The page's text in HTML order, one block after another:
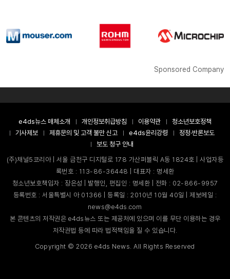
Sponsored Company
e4ds뉴스 매체소개 개인정보취급방침 이용약관
청소년보호정책
기사제보
제휴문의 및 고객 불만 신고 e4ds윤리강령
정정·반론보도
보도 청구 안내
(주)채널5코리아 | 서울 금천구 디지털로 178 가산퍼블릭 A동 1824호 | 사업자등
록번호 : 113-86-36448 | 대표자 : 명세환
청소년보호책임자 : 장은성 | 발행인, 편집인 : 명세환 | 전화 : 02-866-9957
등록번호 : 서울특별시 아 01366 | 등록일 : 2010년 10월 40일 | 제보메일 :
news@e4ds.com
본 콘텐츠의 저작권은 e4ds뉴스 또는 제공처에 있으며 이를 무단 이용하는 경우
저작권법 등에 따라 법적책임을 질 수 있습니다.
Copyright ©2026 e4ds News. All Rights Reserved